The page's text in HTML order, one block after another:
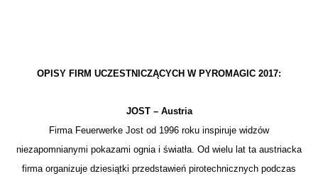
OPISY FIRM UCZESTNICZĄCYCH W PYROMAGIC 2017:
JOST – Austria
Firma Feuerwerke Jost od 1996 roku inspiruje widzów
niezapomnianymi pokazami ognia i światła. Od wielu lat ta austriacka
firma organizuje dziesiątki przedstawień pirotechnicznych podczas